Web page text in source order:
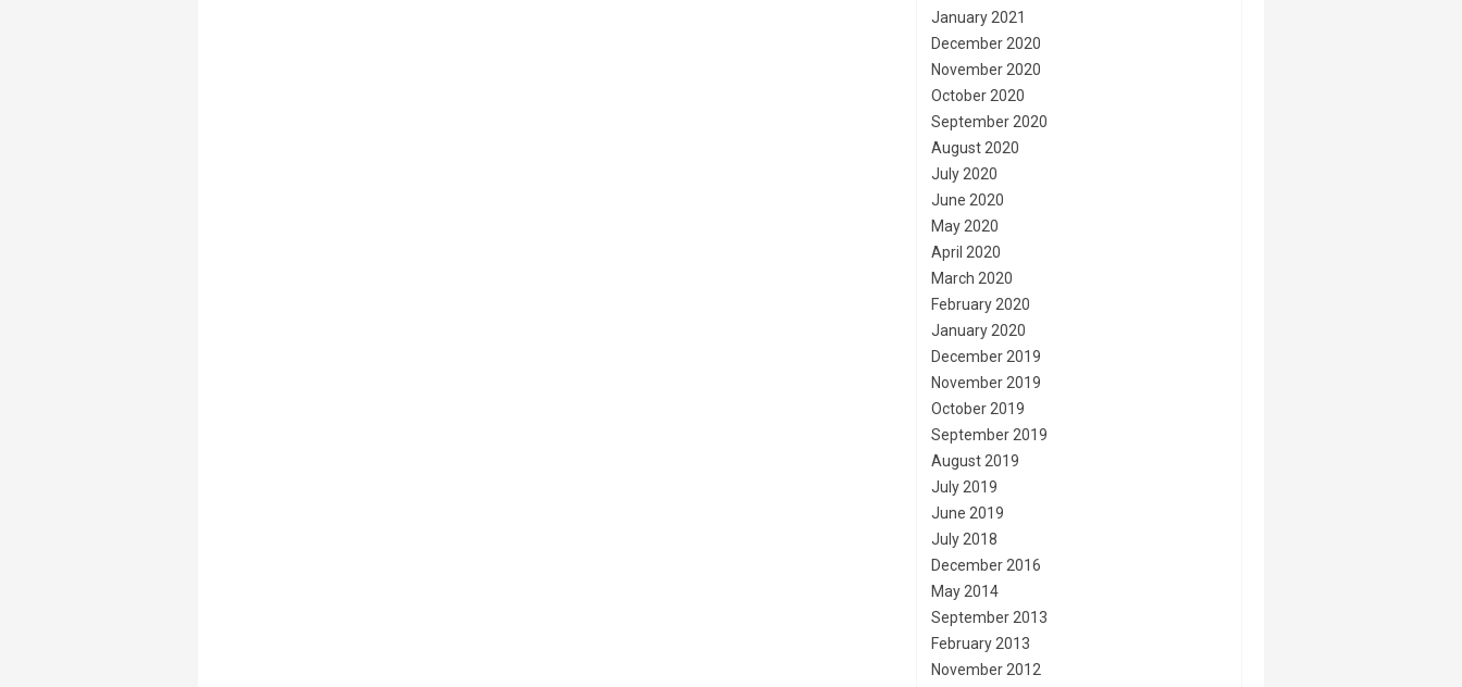
January 2021
December 2020
November 2020
October 2020
September 2020
August 2020
July 2020
June 2020
May 2020
April 2020
March 2020
February 2020
January 2020
December 2019
November 2019
October 2019
September 2019
August 2019
July 2019
June 2019
July 2018
December 2016
May 2014
September 2013
February 2013
November 2012